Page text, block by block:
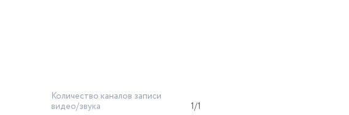
Количество каналов записи
видео/звука
1/1